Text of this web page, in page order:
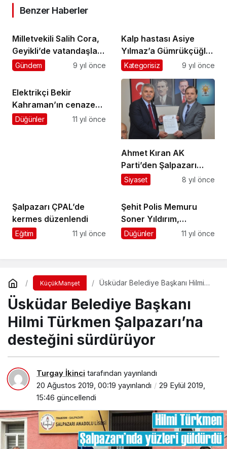
Benzer Haberler
Milletvekili Salih Cora,
Geyikli’de vatandaşlara
seslendi
Gündem 9 yıl önce
Kalp hastası Asiye
Yılmaz’a Gümrükçüğlu
morali
Kategorisiz 9 yıl önce
Elektrikçi Bekir
Kahraman’ın cenazesi
toprağa verildi
Düğünler 11 yıl önce
Ahmet Kıran AK
Parti’den Şalpazarı
Belediye Başkanı Aday
Siyaset 8 yıl önce
Şalpazarı ÇPAL’de
kermes düzenlendi
Eğitim 11 yıl önce
Şehit Polis Memuru
Soner Yıldırım,
Tonya’da son
Düğünler 11 yıl önce
KüçükManşet
Üsküdar Belediye Başkanı Hilmi
sürdürüyor
Üsküdar Belediye Başkanı
Hilmi Türkmen Şalpazarı’na
desteğini sürdürüyor
Turgay İkinci tarafından yayınlandı
20 Ağustos 2019, 00:19 yayınlandı
29 Eylül 2019,
15:46 güncellendi